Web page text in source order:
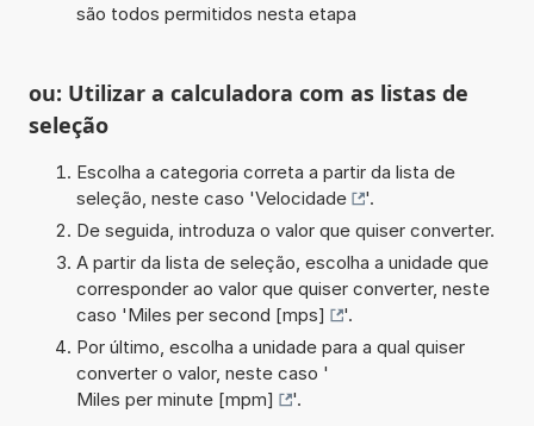
são todos permitidos nesta etapa
ou: Utilizar a calculadora com as listas de
seleção
Escolha a categoria correta a partir da lista de
seleção, neste caso 'Velocidade
'.
De seguida, introduza o valor que quiser converter.
A partir da lista de seleção, escolha a unidade que
corresponder ao valor que quiser converter, neste
caso 'Miles per second [mps]
'.
Por último, escolha a unidade para a qual quiser
converter o valor, neste caso '
Miles per minute [mpm]
'.